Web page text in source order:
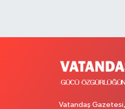
Vatandaş